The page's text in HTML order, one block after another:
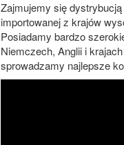
Zajmujemy się
importowanej z krajów
Posiadamy bardzo
Niemczech, Anglii i
sprowadzamy najlepsze